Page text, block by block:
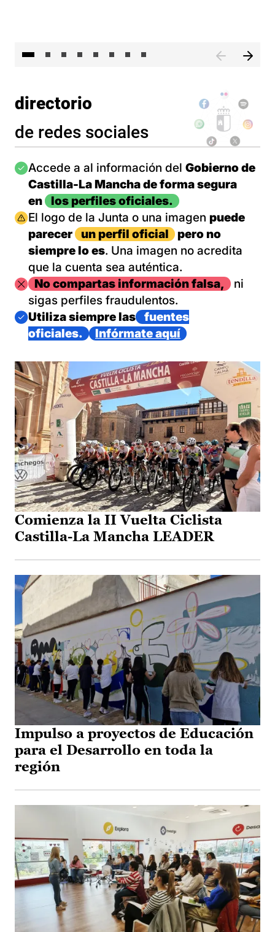
directorio
de redes sociales
Imagen
Accede a al información del Gobierno de
Castilla-La Mancha de forma segura
en
los perfiles oficiales.
Imagen
El logo de la Junta o una imagen puede
parecer
un perfil oficial
pero no
siempre lo es. Una imagen no acredita
que la cuenta sea auténtica.
ImagenNo compartas información falsa,
ni
sigas perfiles fraudulentos.
Imagen
Utiliza siempre las
fuentes
oficiales.
Infórmate aquí
Comienza la II Vuelta Ciclista
Castilla-La Mancha LEADER
Impulso a proyectos de Educación
para el Desarrollo en toda la
región